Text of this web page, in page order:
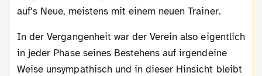
auf’s Neue, meistens mit einem neuen Trainer.
In der Vergangenheit war der Verein also eigentlich
in jeder Phase seines Bestehens auf irgendeine
Weise unsympathisch und in dieser Hinsicht bleibt